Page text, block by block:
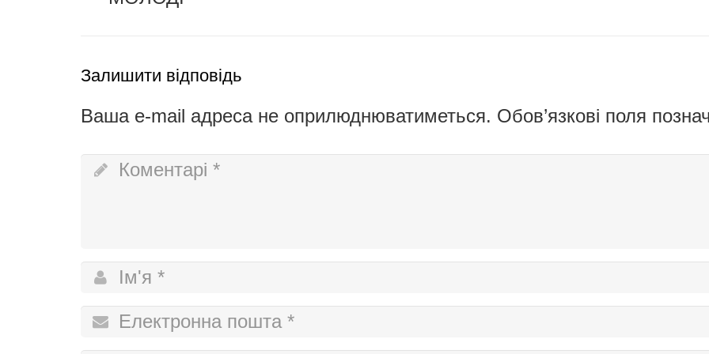
Залишити відповідь
Ваша e-mail адреса не оприлюднюватиметься. Обов’язкові поля